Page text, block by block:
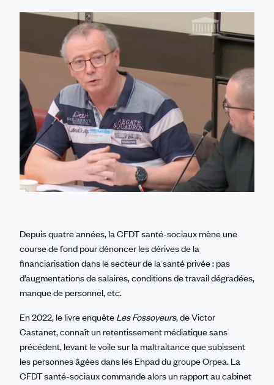
sur
Linkedin
sur
Facebook
sur
Threads
sur
Bluesky
par
email
Depuis quatre années, la CFDT santé-sociaux mène une
course de fond pour dénoncer les dérives de la
financiarisation dans le secteur de la santé privée : pas
d’augmentations de salaires, conditions de travail dégradées,
manque de personnel, etc.
En 2022, le livre enquête Les Fossoyeurs, de Victor
Castanet, connaît un retentissement médiatique sans
précédent, levant le voile sur la maltraitance que subissent
les personnes âgées dans les Ehpad du groupe Orpea. La
CFDT santé-sociaux commande alors un rapport au cabinet